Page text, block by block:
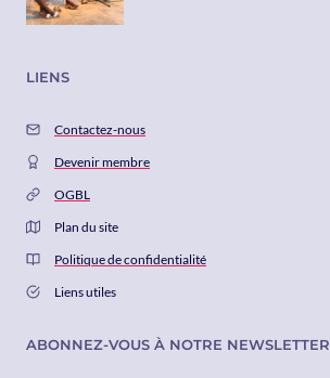
LIENS
Contactez-nous
Devenir membre
OGBL
Plan du site
Politique de confidentialité
Liens utiles
ABONNEZ-VOUS À NOTRE NEWSLETTER